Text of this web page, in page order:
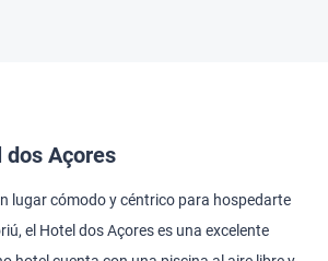
dos Açores
lugar cómodo y céntrico para hospedarte
el Hotel dos Açores es una excelente